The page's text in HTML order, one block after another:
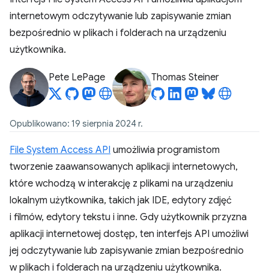
internetowym odczytywanie lub zapisywanie zmian
bezpośrednio w plikach i folderach na urządzeniu
użytkownika.
Pete LePage Thomas Steiner
Opublikowano: 19 sierpnia 2024 r.
File System Access API umożliwia programistom
tworzenie zaawansowanych aplikacji internetowych,
które wchodzą w interakcję z plikami na urządzeniu
lokalnym użytkownika, takich jak IDE, edytory zdjęć
i filmów, edytory tekstu i inne. Gdy użytkownik przyzna
aplikacji internetowej dostęp, ten interfejs API umożliwi
jej odczytywanie lub zapisywanie zmian bezpośrednio
w plikach i folderach na urządzeniu użytkownika.